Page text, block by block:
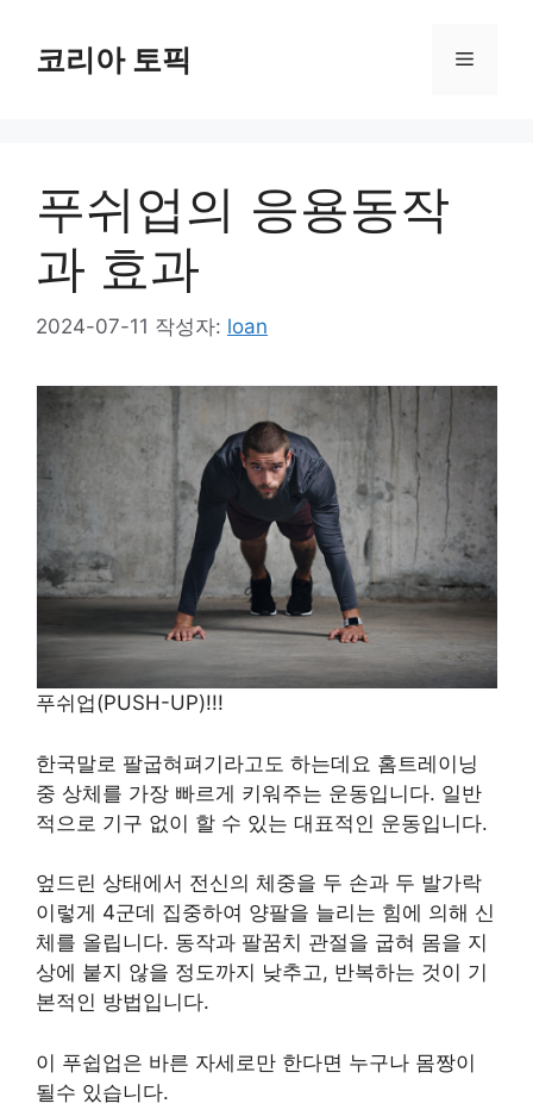
코리아 토픽 메
푸쉬업의 응용동작
과 효과
2024-07-11 작성자: loan
푸쉬업(PUSH-UP)!!!
한국말로 팔굽혀펴기라고도 하는데요 홈트레이닝
중 상체를 가장 빠르게 키워주는 운동입니다. 일반
적으로 기구 없이 할 수 있는 대표적인 운동입니다.
엎드린 상태에서 전신의 체중을 두 손과 두 발가락
이렇게 4군데 집중하여 양팔을 늘리는 힘에 의해 신
체를 올립니다. 동작과 팔꿈치 관절을 굽혀 몸을 지
상에 붙지 않을 정도까지 낮추고, 반복하는 것이 기
본적인 방법입니다.
이 푸쉽업은 바른 자세로만 한다면 누구나 몸짱이
될수 있습니다.